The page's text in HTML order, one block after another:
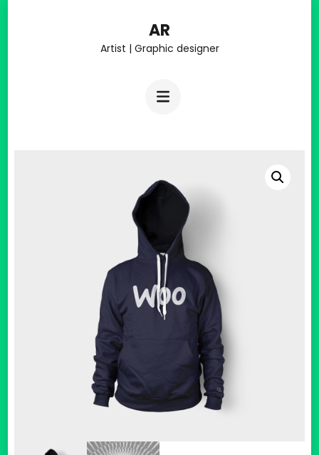
AR
Artist | Graphic designer